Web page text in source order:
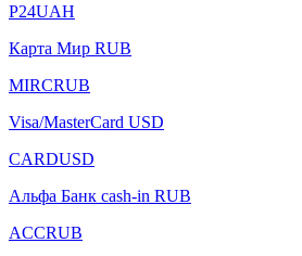
P24UAH
Карта Мир RUB
MIRCRUB
Visa/MasterCard USD
CARDUSD
Альфа Банк cash-in RUB
ACCRUB